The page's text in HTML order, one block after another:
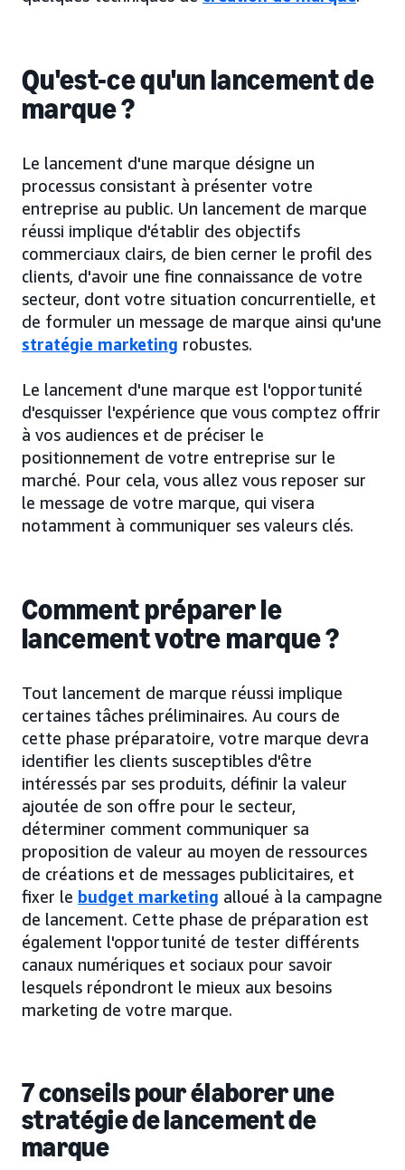
Qu'est-ce qu'un lancement de
marque ?
Le lancement d'une marque désigne un
processus consistant à présenter votre
entreprise au public. Un lancement de marque
réussi implique d'établir des objectifs
commerciaux clairs, de bien cerner le profil des
clients, d'avoir une fine connaissance de votre
secteur, dont votre situation concurrentielle, et
de formuler un message de marque ainsi qu'une
stratégie marketing robustes.
Le lancement d'une marque est l'opportunité
d'esquisser l'expérience que vous comptez offrir
à vos audiences et de préciser le
positionnement de votre entreprise sur le
marché. Pour cela, vous allez vous reposer sur
le message de votre marque, qui visera
notamment à communiquer ses valeurs clés.
Comment préparer le
lancement votre marque ?
Tout lancement de marque réussi implique
certaines tâches préliminaires. Au cours de
cette phase préparatoire, votre marque devra
identifier les clients susceptibles d'être
intéressés par ses produits, définir la valeur
ajoutée de son offre pour le secteur,
déterminer comment communiquer sa
proposition de valeur au moyen de ressources
de créations et de messages publicitaires, et
fixer le budget marketing alloué à la campagne
de lancement. Cette phase de préparation est
également l'opportunité de tester différents
canaux numériques et sociaux pour savoir
lesquels répondront le mieux aux besoins
marketing de votre marque.
7 conseils pour élaborer une
stratégie de lancement de
marque